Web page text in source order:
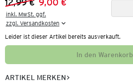
Vorheriger Preis:
12,99 €
Neuer Preis:
9,00 €
inkl. MwSt. ggf.
zzgl. Versandkosten
Leider ist dieser Artikel bereits ausverkauft.
In den Warenkorb
ARTIKEL MERKEN